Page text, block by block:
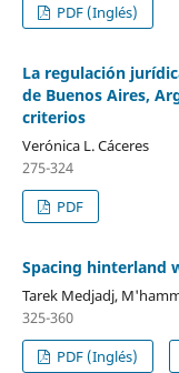
PDF (Inglés)
La regulación
de Buenos Aires,
criterios
Verónica L. Cáceres
275-324
PDF
Spacing hinterland
Tarek Medjadj,
325-360
PDF (Inglés)